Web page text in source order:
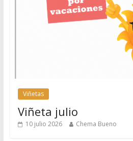
Viñetas
Viñeta julio
10 julio 2026 Chema Bueno